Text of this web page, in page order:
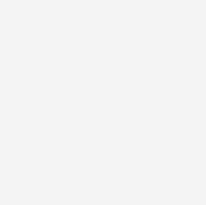
de referencias, (algo sobre lo que
«El gran Lebowski» desfilan
indentificar algunas de las
en el que la lectura es ser leído.